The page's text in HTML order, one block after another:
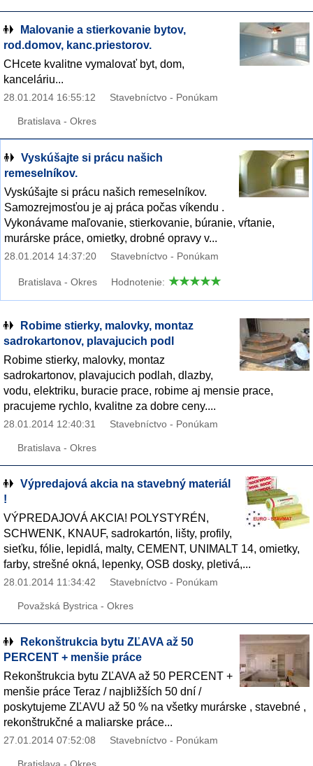
Malovanie a stierkovanie bytov,
rod.domov, kanc.priestorov.
CHcete kvalitne vymalovať byt, dom,
kanceláriu...
28.01.2014 16:55:12 Stavebníctvo - Ponúkam
Bratislava - Okres
Vyskúšajte si prácu našich
remeselníkov.
Vyskúšajte si prácu našich remeselníkov.
Samozrejmosťou je aj práca počas víkendu .
Vykonávame maľovanie, stierkovanie, búranie, vŕtanie,
murárske práce, omietky, drobné opravy v...
28.01.2014 14:37:20 Stavebníctvo - Ponúkam
Bratislava - Okres Hodnotenie:
Robime stierky, malovky, montaz
sadrokartonov, plavajucich podl
Robime stierky, malovky, montaz
sadrokartonov, plavajucich podlah, dlazby,
vodu, elektriku, buracie prace, robime aj mensie prace,
pracujeme rychlo, kvalitne za dobre ceny....
28.01.2014 12:40:31 Stavebníctvo - Ponúkam
Bratislava - Okres
Výpredajová akcia na stavebný materiál
!
VÝPREDAJOVÁ AKCIA! POLYSTYRÉN,
SCHWENK, KNAUF, sadrokartón, lišty, profily,
sieťku, fólie, lepidlá, malty, CEMENT, UNIMALT 14, omietky,
farby, strešné okná, lepenky, OSB dosky, pletivá,...
28.01.2014 11:34:42 Stavebníctvo - Ponúkam
Považská Bystrica - Okres
Rekonštrukcia bytu ZĽAVA až 50
PERCENT + menšie práce
Rekonštrukcia bytu ZĽAVA až 50 PERCENT +
menšie práce Teraz / najbližších 50 dní /
poskytujeme ZĽAVU až 50 % na všetky murárske , stavebné ,
rekonštrukčné a maliarske práce...
27.01.2014 07:52:08 Stavebníctvo - Ponúkam